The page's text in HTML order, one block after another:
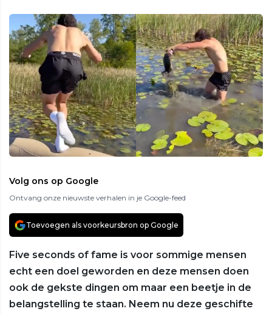
Volg ons op Google
Ontvang onze nieuwste verhalen in je Google-feed
Toevoegen als voorkeursbron op Google
Five seconds of fame is voor sommige mensen
echt een doel geworden en deze mensen doen
ook de gekste dingen om maar een beetje in de
belangstelling te staan. Neem nu deze geschifte